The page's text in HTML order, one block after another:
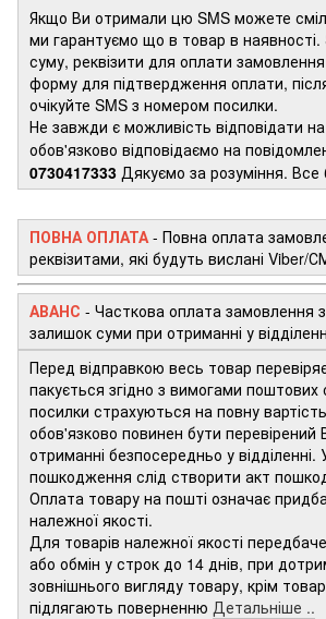
Якщо Ви отримали цю SMS можете
ми гарантуємо що в товар в наявності.
суму, реквізити для оплати
форму для підтвердження оплати,
очікуйте SMS з номером посилки.
Не завжди є можливість відповідати
обов'язково відповідаємо на
0730417333 Дякуємо за розуміння. Все
ПОВНА ОПЛАТА - Повна оплата
реквізитами, які будуть вислані Viber/
АВАНС - Часткова оплата замовлення
залишок суми при отриманні у
Перед відправкою весь товар
пакується згідно з вимогами поштових
посилки страхуються на повну
обов'язково повинен бути перевірений
отриманні безпосередньо у відділенні.
пошкодження слід створити акт
Оплата товару на пошті означає
належної якості.
Для товарів належної якості
або обмін у строк до 14 днів, при
зовнішнього вигляду товару, крім
підлягають поверненню Детальніше ..